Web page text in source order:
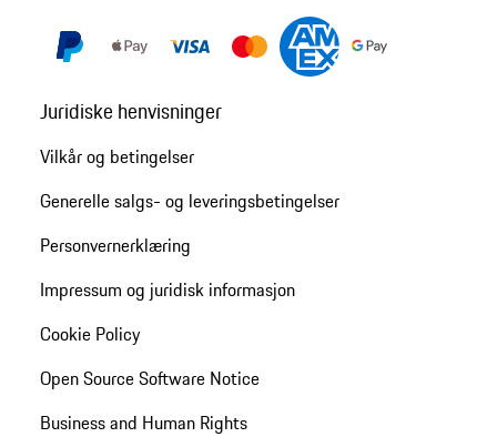
Juridiske henvisninger
Vilkår og betingelser
Generelle salgs- og leveringsbetingelser
Personvernerklæring
Impressum og juridisk informasjon
Cookie Policy
Open Source Software Notice
Business and Human Rights